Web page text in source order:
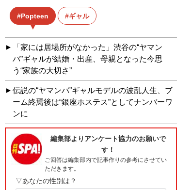
Popteen ギャル
「家には居場所がなかった」渋谷の“ヤマン
バ”ギャルが結婚・出産、母親となった今思
う“家族の大切さ”
伝説の“ヤマンバ”ギャルモデルの波乱人生、ブ
ーム終焉後は“銀座ホステス”としてナンバーワ
ンに